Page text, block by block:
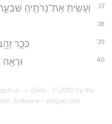
37 וְעָשִׂ֥יתָ אֶת־נֵרֹתֶ֖יהָ
38
39 כִּכָּ֛ר
40
--- Grec : © 2010 by the
Software - sblgnt.com